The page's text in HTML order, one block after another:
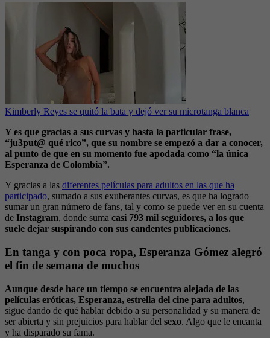
Kimberly Reyes se quitó la bata y dejó ver su microtanga blanca
Y es que gracias a sus curvas y hasta la particular frase,
“ju3put@ qué rico”, que su nombre se empezó a dar a conocer,
al punto de que en su momento fue apodada como “la única
Esperanza de Colombia”.
Y gracias a las diferentes películas para adultos en las que ha
participado, sumado a sus exuberantes curvas, es que ha logrado
sumar un gran número de fans, tal y como se puede ver en su cuenta
de Instagram, donde suma casi 793 mil seguidores, a los que
suele dejar suspirando con sus candentes publicaciones.
En tanga y con poca ropa, Esperanza Gómez alegró
el fin de semana de muchos
Aunque desde hace un tiempo se encuentra alejada de las
películas eróticas, Esperanza, estrella del cine para adultos,
sigue dando de qué hablar debido a su personalidad y su manera de
ser abierta y sin prejuicios para hablar del sexo. Algo que le encanta
y ha disparado su fama.